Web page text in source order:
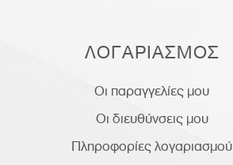
ΛΟΓΑΡΙΑΣΜΟΣ
Οι παραγγελίες μου
Οι διευθύνσεις μου
Πληροφορίες λογαριασμού